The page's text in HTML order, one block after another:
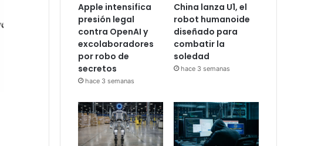
Apple intensifica
presión legal
contra OpenAI y
excolaboradores
por robo de
secretos
hace 3 semanas
China lanza U1, el
robot humanoide
diseñado para
combatir la
soledad
hace 3 semanas